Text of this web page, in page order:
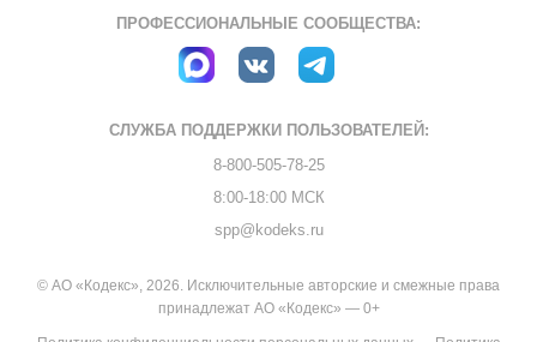
ПРОФЕССИОНАЛЬНЫЕ СООБЩЕСТВА:
СЛУЖБА ПОДДЕРЖКИ ПОЛЬЗОВАТЕЛЕЙ:
8-800-505-78-25
8:00-18:00 МСК
spp@kodeks.ru
© АО «Кодекс», 2026. Исключительные авторские и смежные права
принадлежат АО «Кодекс» — 0+